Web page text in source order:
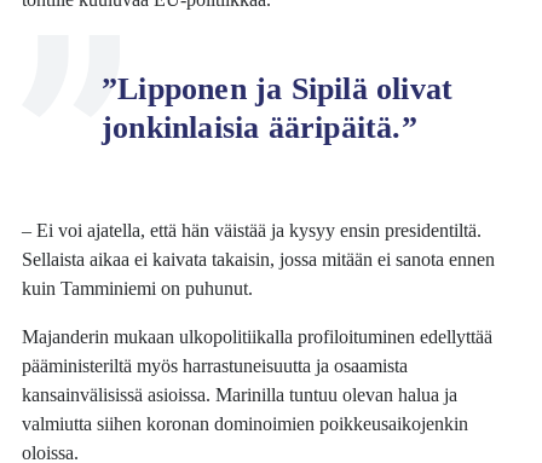
”Lipponen ja Sipilä olivat
jonkinlaisia ääripäitä.”
– Ei voi ajatella, että hän väistää ja kysyy ensin presidentiltä.
Sellaista aikaa ei kaivata takaisin, jossa mitään ei sanota ennen
kuin Tamminiemi on puhunut.
Majanderin mukaan ulkopolitiikalla profiloituminen edellyttää
pääministeriltä myös harrastuneisuutta ja osaamista
kansainvälisissä asioissa. Marinilla tuntuu olevan halua ja
valmiutta siihen koronan dominoimien poikkeusaikojenkin
oloissa.